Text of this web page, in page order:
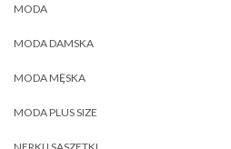
MODA
MODA DAMSKA
MODA MĘSKA
MODA PLUS SIZE